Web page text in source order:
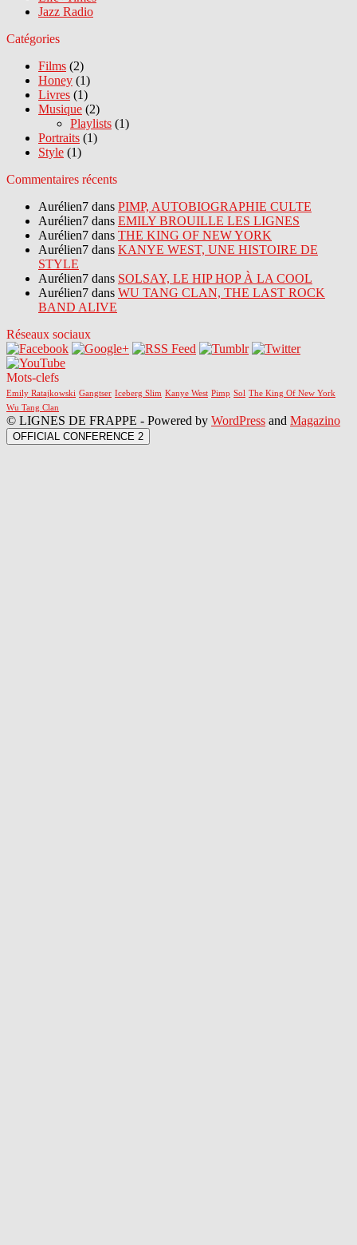
Jazz Radio
Catégories
Films (2)
Honey (1)
Livres (1)
Musique (2)
Playlists (1)
Portraits (1)
Style (1)
Commentaires récents
Aurélien7 dans PIMP, AUTOBIOGRAPHIE CULTE
Aurélien7 dans EMILY BROUILLE LES LIGNES
Aurélien7 dans THE KING OF NEW YORK
Aurélien7 dans KANYE WEST, UNE HISTOIRE DE
STYLE
Aurélien7 dans SOLSAY, LE HIP HOP À LA COOL
Aurélien7 dans WU TANG CLAN, THE LAST ROCK
BAND ALIVE
Réseaux sociaux
Mots-clefs
Emily Ratajkowski Gangtser Iceberg Slim Kanye West Pimp Sol The King Of New York
Wu Tang Clan
© LIGNES DE FRAPPE - Powered by WordPress and Magazino
OFFICIAL CONFERENCE 2